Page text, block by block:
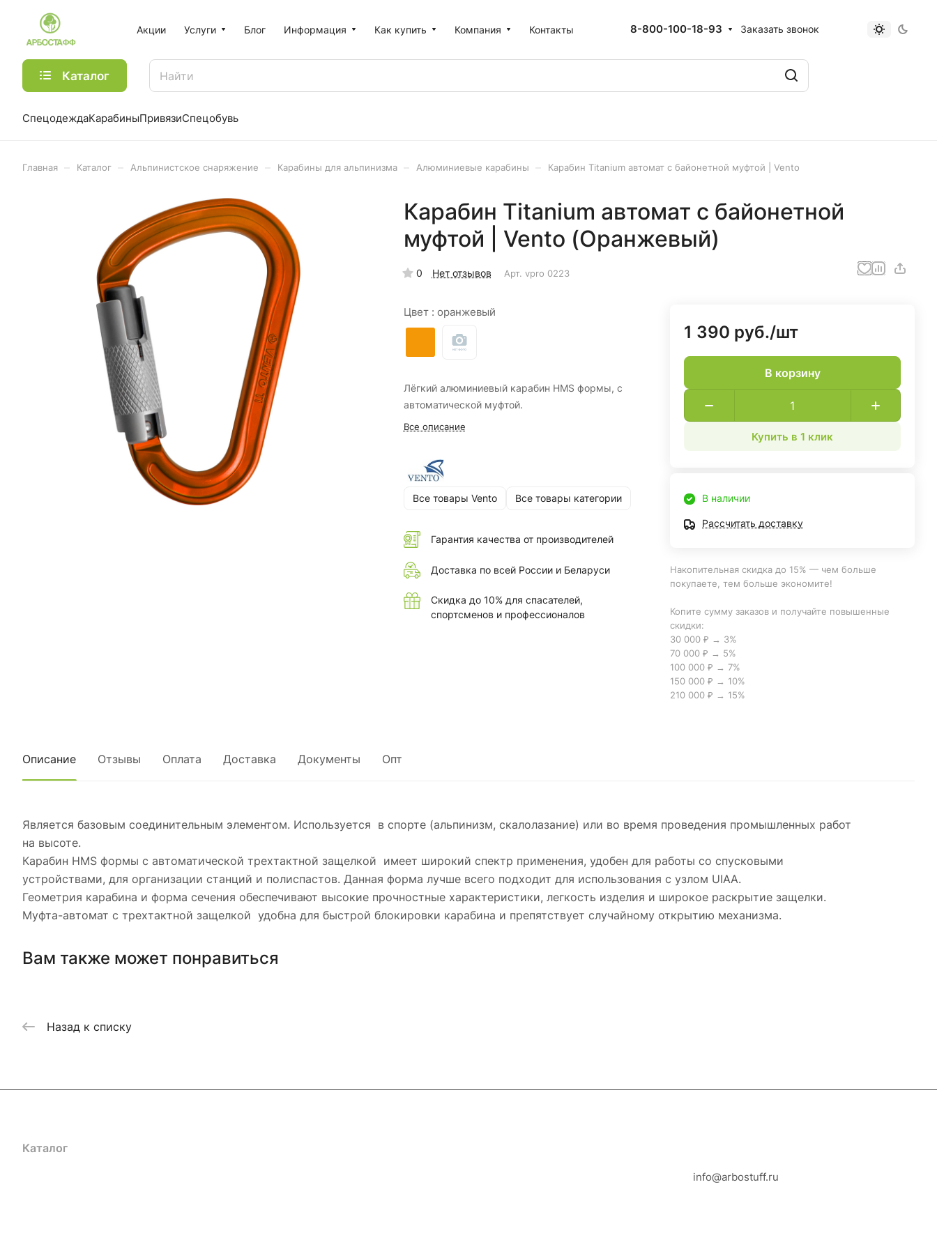
Акции Услуги Блог Информация Как купить Компания Контакты 8-800-100-18-93 Заказать звонок
Каталог
СпецодеждаКарабиныПривязиСпецобувь
Главная Каталог Альпинистское снаряжение Карабины для альпинизма Алюминиевые карабины Карабин Titanium автомат с байонетной муфтой | Vento
Карабин Titanium автомат с байонетной
муфтой | Vento (Оранжевый)
0 Нет отзывов Арт. vpro 0223
Цвет : оранжевый
Лёгкий алюминиевый карабин HMS формы, с
автоматической муфтой.
Все описание
Все товары Vento Все товары категории
Гарантия качества от производителей
Доставка по всей России и Беларуси
Скидка до 10% для спасателей,
спортсменов и профессионалов
1 390 руб./шт
В корзину
Купить в 1 клик
В наличии
Рассчитать доставку
Накопительная скидка до 15% — чем больше
покупаете, тем больше экономите!
Копите сумму заказов и получайте повышенные
скидки:
30 000 ₽ → 3%
70 000 ₽ → 5%
100 000 ₽ → 7%
150 000 ₽ → 10%
210 000 ₽ → 15%
Описание Отзывы Оплата Доставка Документы Опт
Является базовым соединительным элементом. Используется в спорте (альпинизм, скалолазание) или во время проведения промышленных работ
на высоте.
Карабин HMS формы с автоматической трехтактной защелкой имеет широкий спектр применения, удобен для работы со спусковыми
устройствами, для организации станций и полиспастов. Данная форма лучше всего подходит для использования с узлом UIAA.
Геометрия карабина и форма сечения обеспечивают высокие прочностные характеристики, легкость изделия и широкое раскрытие защелки.
Муфта-автомат c трехтактной защелкой удобна для быстрой блокировки карабина и препятствует случайному открытию механизма.
Вам также может понравиться
Назад к списку
Каталог
info@arbostuff.ru